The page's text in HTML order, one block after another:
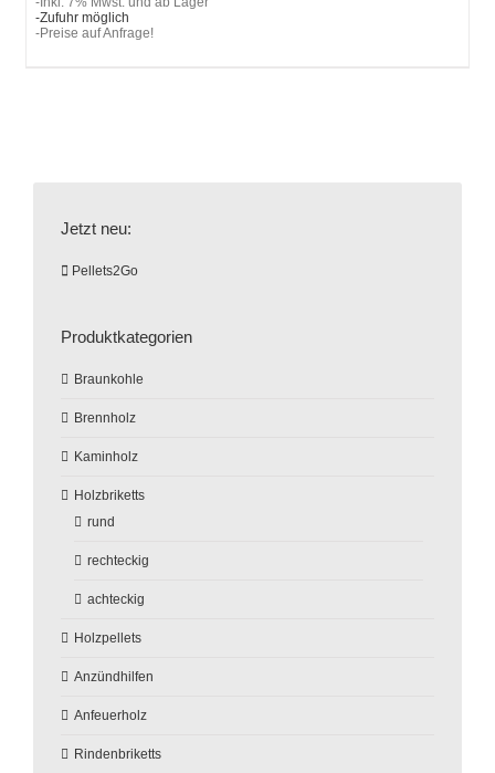
-Zufuhr möglich
-Preise auf Anfrage!
Jetzt neu:
Pellets2Go
Produktkategorien
Braunkohle
Brennholz
Kaminholz
Holzbriketts
rund
rechteckig
achteckig
Holzpellets
Anzündhilfen
Anfeuerholz
Rindenbriketts